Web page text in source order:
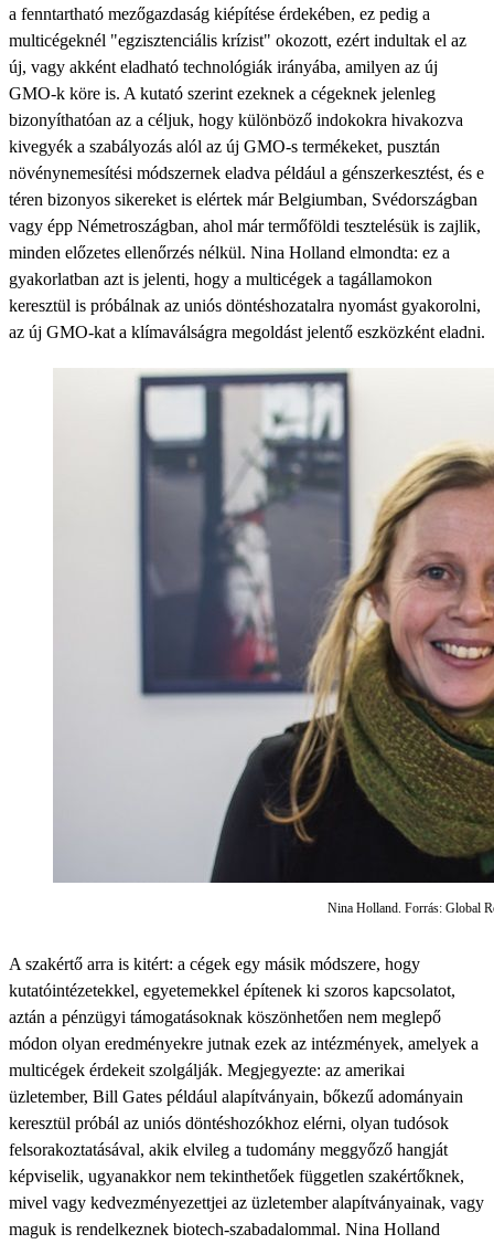
a fenntartható mezőgazdaság kiépítése érdekében, ez pedig a
multicégeknél "egzisztenciális krízist" okozott, ezért indultak el az
új, vagy akként eladható technológiák irányába, amilyen az új
GMO-k köre is. A kutató szerint ezeknek a cégeknek jelenleg
bizonyíthatóan az a céljuk, hogy különböző indokokra hivakozva
kivegyék a szabályozás alól az új GMO-s termékeket, pusztán
növénynemesítési módszernek eladva például a génszerkesztést, és e
téren bizonyos sikereket is elértek már Belgiumban, Svédországban
vagy épp Németroszágban, ahol már termőföldi tesztelésük is zajlik,
minden előzetes ellenőrzés nélkül. Nina Holland elmondta: ez a
gyakorlatban azt is jelenti, hogy a multicégek a tagállamokon
keresztül is próbálnak az uniós döntéshozatalra nyomást gyakorolni,
az új GMO-kat a klímaválságra megoldást jelentő eszközként eladni.
Nina Holland. Forrás: Global
A szakértő arra is kitért: a cégek egy másik módszere, hogy
kutatóintézetekkel, egyetemekkel építenek ki szoros kapcsolatot,
aztán a pénzügyi támogatásoknak köszönhetően nem meglepő
módon olyan eredményekre jutnak ezek az intézmények, amelyek a
multicégek érdekeit szolgálják. Megjegyezte: az amerikai
üzletember, Bill Gates például alapítványain, bőkezű adományain
keresztül próbál az uniós döntéshozókhoz elérni, olyan tudósok
felsorakoztatásával, akik elvileg a tudomány meggyőző hangját
képviselik, ugyanakkor nem tekinthetőek független szakértőknek,
mivel vagy kedvezményezettjei az üzletember alapítványainak, vagy
maguk is rendelkeznek biotech-szabadalommal. Nina Holland